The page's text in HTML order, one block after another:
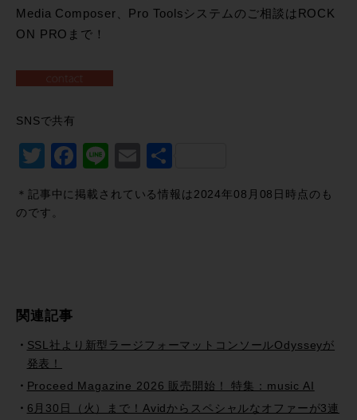
Media Composer、Pro Toolsシステムのご相談はROCK
ON PROまで！
SNSで共有
Twitter
Facebook
LineEmail
有
＊記事中に掲載されている情報は2024年08月08日時点のも
のです。
関連記事
SSL社より新型ラージフォーマットコンソールOdysseyが
発表！
Proceed Magazine 2026 販売開始！ 特集：music AI
6月30日（火）まで！Avidからスペシャルなオファーが3連